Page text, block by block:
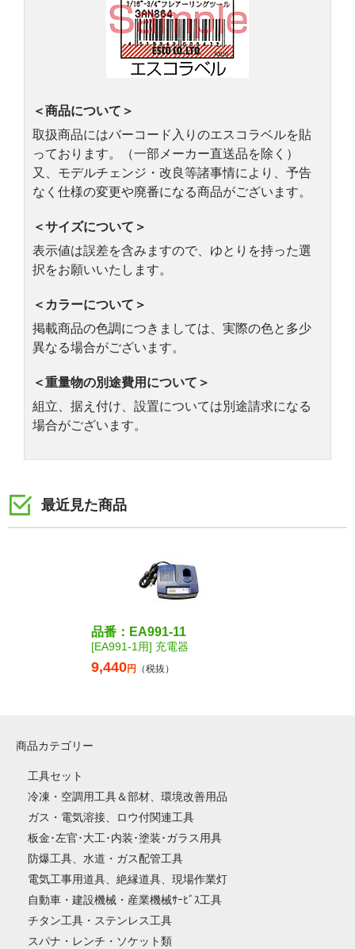
＜商品について＞
取扱商品にはバーコード入りのエスコラベルを貼
っております。（一部メーカー直送品を除く）
又、モデルチェンジ・改良等諸事情により、予告
なく仕様の変更や廃番になる商品がございます。
＜サイズについて＞
表示値は誤差を含みますので、ゆとりを持った選
択をお願いいたします。
＜カラーについて＞
掲載商品の色調につきましては、実際の色と多少
異なる場合がございます。
＜重量物の別途費用について＞
組立、据え付け、設置については別途請求になる
場合がございます。
最近見た商品
品番：EA991-11
[EA991-1用] 充電器
9,440円 （税抜）
商品カテゴリー
工具セット
冷凍・空調用工具＆部材、環境改善用品
ガス・電気溶接、ロウ付関連工具
板金･左官･大工･内装･塗装･ガラス用具
防爆工具、水道・ガス配管工具
電気工事用道具、絶縁道具、現場作業灯
自動車・建設機械・産業機械ｻｰﾋﾞｽ工具
チタン工具・ステンレス工具
スパナ・レンチ・ソケット類